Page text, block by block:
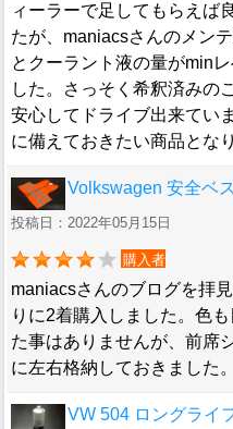
ィーラーで足してもらえば
たが、maniacsさんのメン
とクーラント液の量がmin
した。さっそく希釈済みの
安心してドライブ出来てい
に備えておきたい商品とな
Volkswagen 安全ベ
投稿日：2022年05月15日
購入者
maniacsさんのブログを拝
りに2着購入しました。色
た事はありませんが、前席
に左右格納しておきました。
VW 504 ロングライ